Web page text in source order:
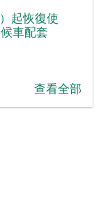
起恢復使
車配套
查看全部